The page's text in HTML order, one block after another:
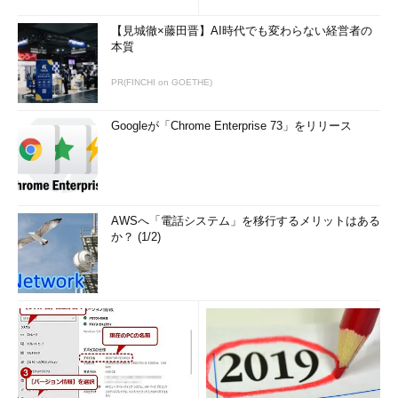
【見城徹×藤田晋】AI時代でも変わらない経営者の
本質
PR(FINCHI on GOETHE)
Googleが「Chrome Enterprise 73」をリリース
AWSへ「電話システム」を移行するメリットはある
か？ (1/2)